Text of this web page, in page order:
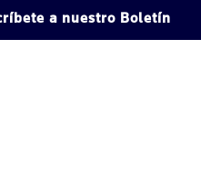
a nuestro Boletín